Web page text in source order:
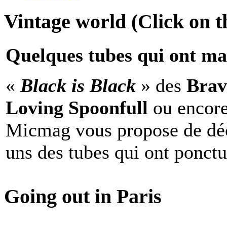
Vintage world (Click on
Quelques tubes qui ont
« Black is Black » des
Loving Spoonfull ou
Micmag vous propose de
uns des tubes qui ont
Going out in Paris